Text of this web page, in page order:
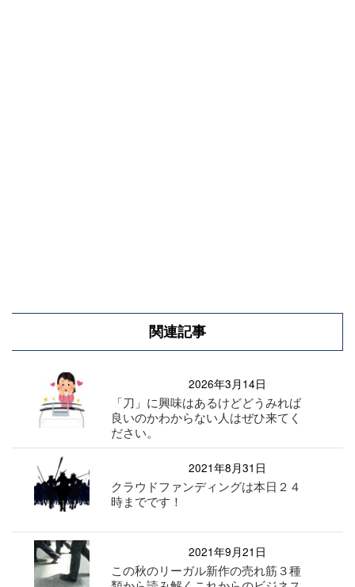
関連記事
2026年3月14日
「刀」に興味はあるけどどうみれば
良いのかわからない人はぜひ来てく
ださい。
2021年8月31日
クラウドファンディングは本日２４
時までです！
2021年9月21日
この秋のリーガル新作の売れ筋３種